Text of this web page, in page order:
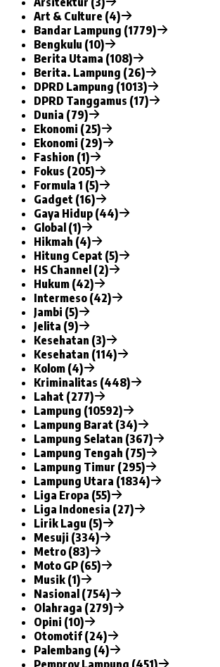
Art & Culture (4)
Bandar Lampung (1779)
Bengkulu (10)
Berita Utama (108)
Berita. Lampung (26)
DPRD Lampung (1013)
DPRD Tanggamus (17)
Dunia (79)
Ekonomi (25)
Ekonomi (29)
Fashion (1)
Fokus (205)
Formula 1 (5)
Gadget (16)
Gaya Hidup (44)
Global (1)
Hikmah (4)
Hitung Cepat (5)
HS Channel (2)
Hukum (42)
Intermeso (42)
Jambi (5)
Jelita (9)
Kesehatan (3)
Kesehatan (114)
Kolom (4)
Kriminalitas (448)
Lahat (277)
Lampung (10592)
Lampung Barat (34)
Lampung Selatan (367)
Lampung Tengah (75)
Lampung Timur (295)
Lampung Utara (1834)
Liga Eropa (55)
Liga Indonesia (27)
Lirik Lagu (5)
Mesuji (334)
Metro (83)
Moto GP (65)
Musik (1)
Nasional (754)
Olahraga (279)
Opini (10)
Otomotif (24)
Palembang (4)
Pemprov Lampung (451)